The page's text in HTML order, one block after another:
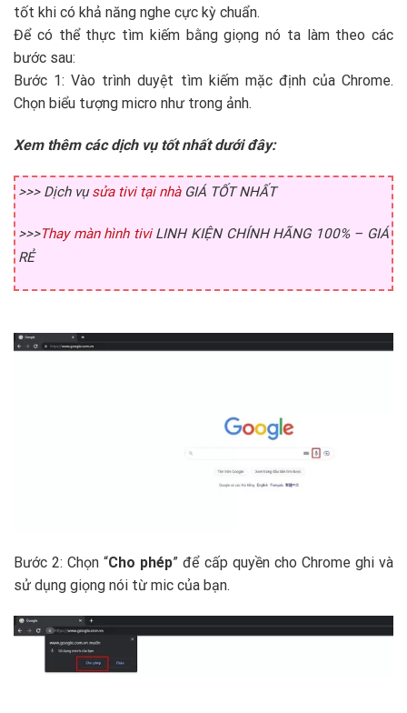
tốt khi có khả năng nghe cực kỳ chuẩn.
Để có thể thực tìm kiếm bằng giọng nó ta làm theo các
bước sau:
Bước 1: Vào trình duyệt tìm kiếm mặc định của Chrome.
Chọn biểu tượng micro như trong ảnh.
Xem thêm các dịch vụ tốt nhất dưới đây:
>>> Dịch vụsửa tivi tại nhàGIÁ TỐT NHẤT
>>>Thay màn hình tiviLINH KIỆN CHÍNH HÃNG 100% – GIÁ
RẺ
Bước 2: Chọn “Cho phép” để cấp quyền cho Chrome ghi và
sử dụng giọng nói từ mic của bạn.